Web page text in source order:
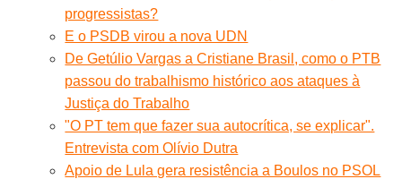
progressistas?
E o PSDB virou a nova UDN
De Getúlio Vargas a Cristiane Brasil, como o PTB
passou do trabalhismo histórico aos ataques à
Justiça do Trabalho
"O PT tem que fazer sua autocrítica, se explicar".
Entrevista com Olívio Dutra
Apoio de Lula gera resistência a Boulos no PSOL